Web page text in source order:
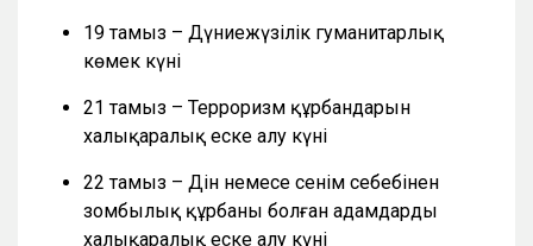
19 тамыз – Дүниежүзілік гуманитарлық
көмек күні
21 тамыз – Терроризм құрбандарын
халықаралық еске алу күні
22 тамыз – Дін немесе сенім себебінен
зомбылық құрбаны болған адамдарды
халықаралық еске алу күні